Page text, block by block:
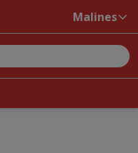
Malines